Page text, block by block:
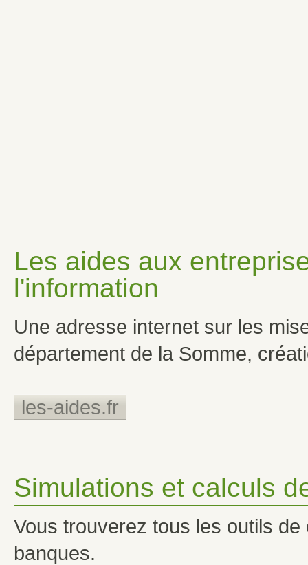
Les aides aux
l'information
Une adresse internet sur les
département de la Somme,
les-aides.fr
Simulations et calculs
Vous trouverez tous les outils
banques.